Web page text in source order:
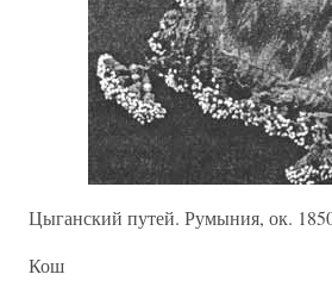
Цыганский путей. Румыния, ок.
Кош